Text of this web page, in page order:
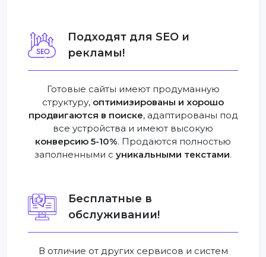
Подходят для SEO и
рекламы!
Готовые сайты имеют продуманную
структуру, оптимизированы и хорошо
продвигаются в поиске, адаптированы под
все устройства и имеют высокую
конверсию 5-10%. Продаются полностью
заполненными с уникальными текстами.
Бесплатные в
обслуживании!
В отличие от других сервисов и систем